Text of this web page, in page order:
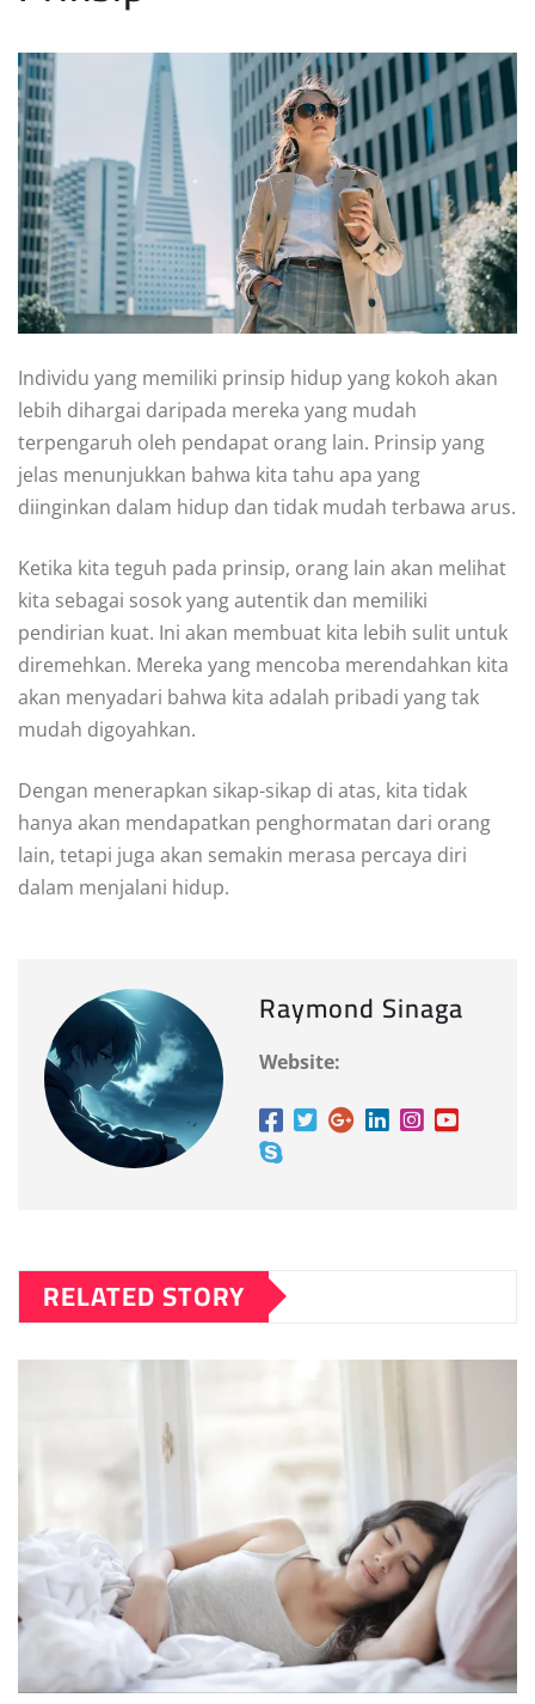
Individu yang memiliki prinsip hidup yang kokoh akan
lebih dihargai daripada mereka yang mudah
terpengaruh oleh pendapat orang lain. Prinsip yang
jelas menunjukkan bahwa kita tahu apa yang
diinginkan dalam hidup dan tidak mudah terbawa arus.
Ketika kita teguh pada prinsip, orang lain akan melihat
kita sebagai sosok yang autentik dan memiliki
pendirian kuat. Ini akan membuat kita lebih sulit untuk
diremehkan. Mereka yang mencoba merendahkan kita
akan menyadari bahwa kita adalah pribadi yang tak
mudah digoyahkan.
Dengan menerapkan sikap-sikap di atas, kita tidak
hanya akan mendapatkan penghormatan dari orang
lain, tetapi juga akan semakin merasa percaya diri
dalam menjalani hidup.
Raymond Sinaga
Website:
RELATED STORY